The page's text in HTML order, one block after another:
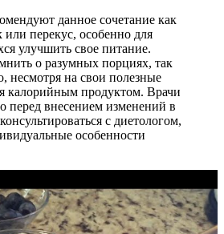
данное сочетание как
или перекус, особенно для
улучшить свое питание.
о разумных порциях, так
несмотря на свои полезные
калорийным продуктом. Врачи
перед внесением изменений в
с диетологом,
особенности